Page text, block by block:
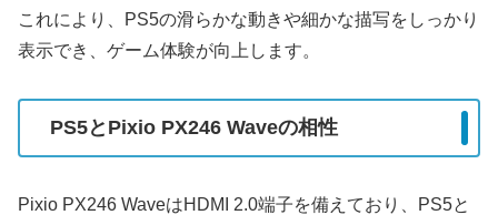
これにより、PS5の滑らかな動きや細かな描写をしっかり
表示でき、ゲーム体験が向上します。
PS5とPixio PX246 Waveの相性
Pixio PX246 WaveはHDMI 2.0端子を備えており、PS5と